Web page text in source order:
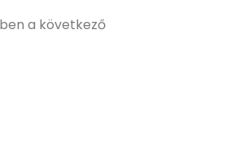
a következő